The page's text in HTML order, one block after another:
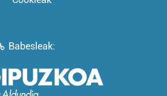
Babesleak: